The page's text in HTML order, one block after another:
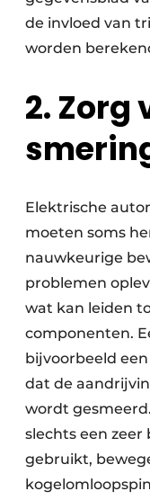
de invloed van
worden
2. Zorg
Elektrische
moeten soms
nauwkeurige
problemen
wat kan leiden
componenten.
bijvoorbeeld
dat de
wordt
slechts een
gebruikt,